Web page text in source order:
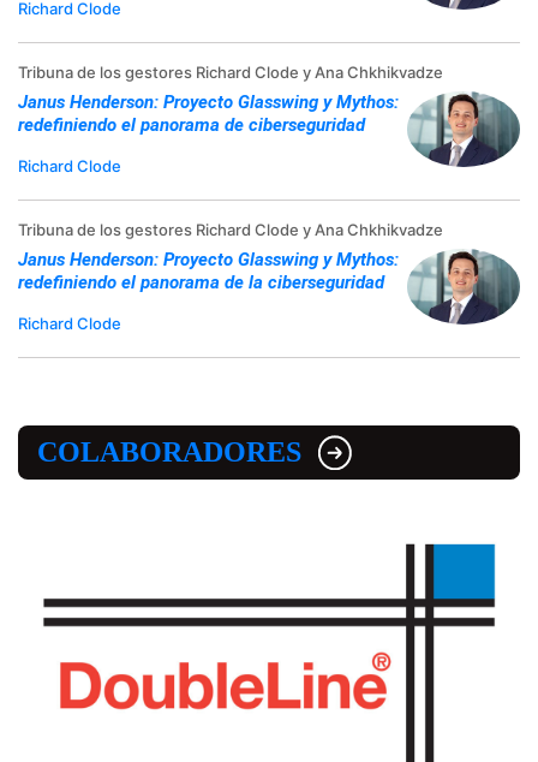
Richard Clode
Tribuna de los gestores Richard Clode y Ana Chkhikvadze
Janus Henderson: Proyecto Glasswing y Mythos:
redefiniendo el panorama de ciberseguridad
Richard Clode
Tribuna de los gestores Richard Clode y Ana Chkhikvadze
Janus Henderson: Proyecto Glasswing y Mythos:
redefiniendo el panorama de la ciberseguridad
Richard Clode
COLABORADORES